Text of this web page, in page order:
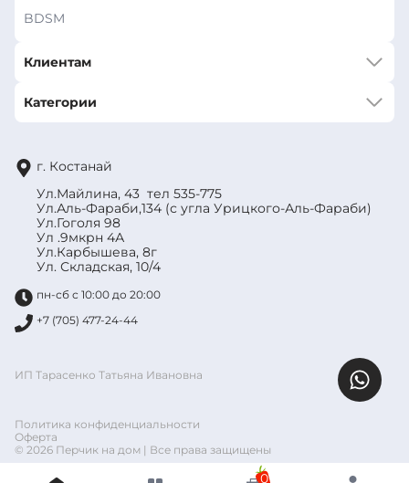
BDSM
Клиентам
Категории
г. Костанай
Ул.Майлина, 43 тел 535-775
Ул.Аль-Фараби,134 (с угла Урицкого-Аль-Фараби)
Ул.Гоголя 98
Ул .9мкрн 4А
Ул.Карбышева, 8г
Ул. Складская, 10/4
пн-сб с 10:00 до 20:00
+7 (705) 477-24-44
ИП Тарасенко Татьяна Ивановна
Политика конфиденциальности
Оферта
© 2026 Перчик на дом | Все права защищены
0